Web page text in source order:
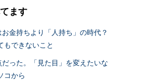
ます
金持ちより「人持ち」の時代？
もできないこと
った。「見た目」を変えたいな
コから